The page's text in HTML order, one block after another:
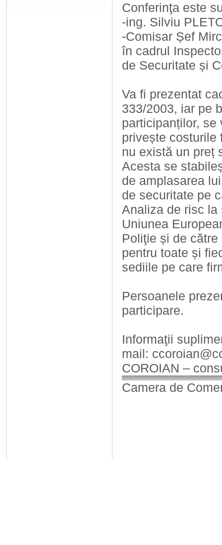
Conferinţa este
-ing. Silviu
-Comisar Șef
în cadrul
de Securitate și
Va fi prezentat
333/2003, iar pe
participanților, se
privește costurile
nu există un preț
Acesta se
de amplasarea
de securitate pe
Analiza de risc la
Uniunea
Poliţie și de
pentru toate și
sediile pe care
Persoanele
participare.
Informaţii
mail:
COROIAN –
Camera de